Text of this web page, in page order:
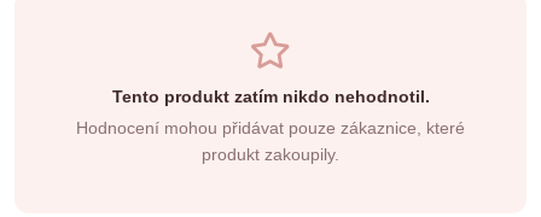
Tento produkt zatím nikdo nehodnotil.
Hodnocení mohou přidávat pouze zákaznice, které
produkt zakoupily.